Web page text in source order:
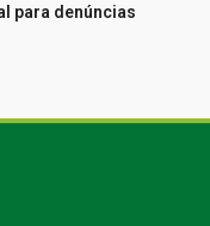
para denúncias